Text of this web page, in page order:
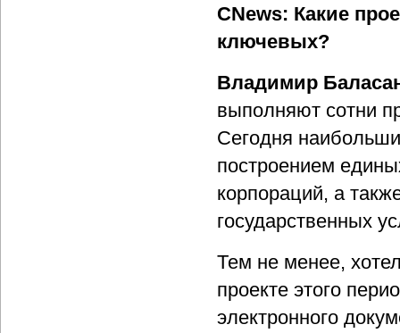
CNews: Какие
ключевых?
Владимир
выполняют сотни
Сегодня
построением
корпораций, а
государственных
Тем не менее,
проекте этого
электронного